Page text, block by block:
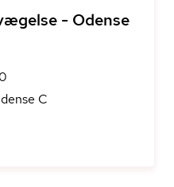
- Odense
C